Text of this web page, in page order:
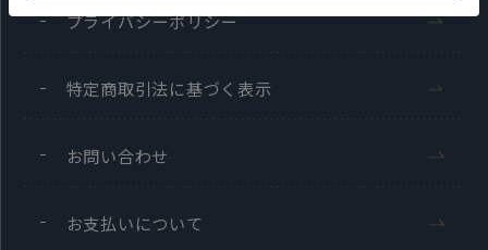
プライバシーポリシー
特定商取引法に基づく表示
お問い合わせ
お支払いについて